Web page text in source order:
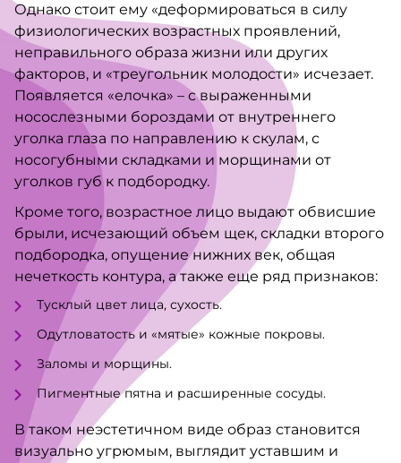
Однако стоит ему «деформироваться в силу
физиологических возрастных проявлений,
неправильного образа жизни или других
факторов, и «треугольник молодости» исчезает.
Появляется «елочка» – с выраженными
носослезными бороздами от внутреннего
уголка глаза по направлению к скулам, с
носогубными складками и морщинами от
уголков губ к подбородку.
Кроме того, возрастное лицо выдают обвисшие
брыли, исчезающий объем щек, складки второго
подбородка, опущение нижних век, общая
нечеткость контура, а также еще ряд признаков:
Тусклый цвет лица, сухость.
Одутловатость и «мятые» кожные покровы.
Заломы и морщины.
Пигментные пятна и расширенные сосуды.
В таком неэстетичном виде образ становится
визуально угрюмым, выглядит уставшим и